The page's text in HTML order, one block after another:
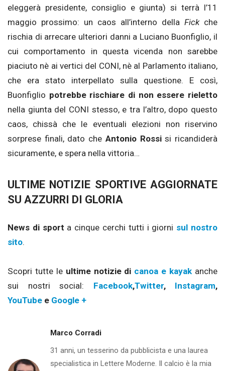
eleggerà presidente, consiglio e giunta) si terrà l’11
maggio prossimo: un caos all’interno della Fickche
rischia di arrecare ulteriori danni a Luciano Buonfiglio, il
cui comportamento in questa vicenda non sarebbe
piaciuto nè ai vertici del CONI, nè al Parlamento italiano,
che era stato interpellato sulla questione. E così,
Buonfiglio potrebbe rischiare di non essere rieletto
nella giunta del CONI stesso, e tra l’altro, dopo questo
caos, chissà che le eventuali elezioni non riservino
sorprese finali, dato che Antonio Rossisi ricandiderà
sicuramente, e spera nella vittoria…
ULTIME NOTIZIE SPORTIVE AGGIORNATE
SU AZZURRI DI GLORIA
News di sport a cinque cerchi tutti i giorni sul nostro
sito.
Scopri tutte le ultime notizie di canoa e kayak anche
sui nostri social: Facebook,Twitter, Instagram,
YouTube e Google +
Marco Corradi
31 anni, un tesserino da pubblicista e una laurea
specialistica in Lettere Moderne. Il calcio è la mia